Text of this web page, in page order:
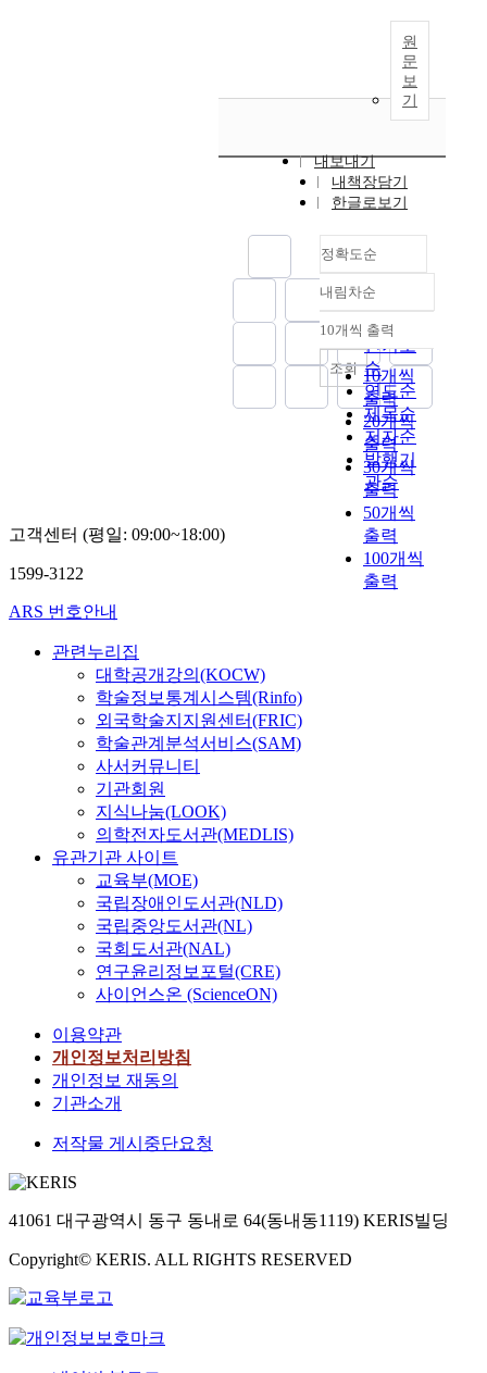
원
문
보
기
내보내기
내책장담기
한글로보기
정확도순
정확도
순
인기도
순
연도순
제목순
저자순
발행기
관순
내림차순
내림차순
10개씩 출력
10개씩
출력
20개씩
출력
30개씩
출력
50개씩
출력
100개씩
출력
조회
고객센터 (평일: 09:00~18:00)
1599-3122
ARS 번호안내
관련누리집
대학공개강의(KOCW)
학술정보통계시스템(Rinfo)
외국학술지지원센터(FRIC)
학술관계분석서비스(SAM)
사서커뮤니티
기관회원
지식나눔(LOOK)
의학전자도서관(MEDLIS)
유관기관 사이트
교육부(MOE)
국립장애인도서관(NLD)
국립중앙도서관(NL)
국회도서관(NAL)
연구윤리정보포털(CRE)
사이언스온 (ScienceON)
이용약관
개인정보처리방침
개인정보 재동의
기관소개
저작물 게시중단요청
41061 대구광역시 동구 동내로 64(동내동1119) KERIS빌딩
Copyright© KERIS. ALL RIGHTS RESERVED